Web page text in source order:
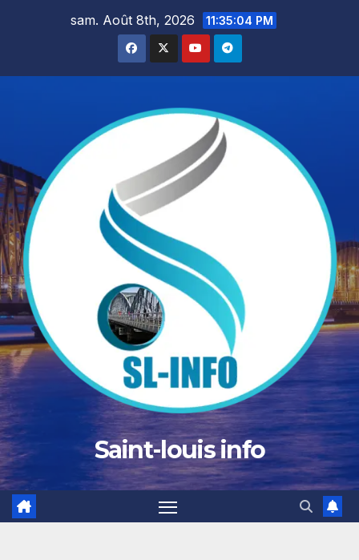
sam. Août 8th, 2026 11:35:05 PM
Saint-louis info